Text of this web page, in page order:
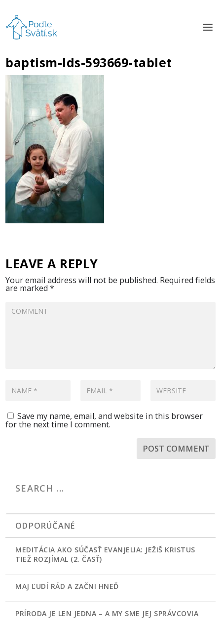
baptism-lds-593669-tablet
LEAVE A REPLY
Your email address will not be published. Required fields
are marked*
Save my name, email, and website in this browser
for the next time I comment.
ODPORÚČANÉ
MEDITÁCIA AKO SÚČASŤ EVANJELIA: JEŽIŠ KRISTUS
TIEŽ ROZJÍMAL (2. ČASŤ)
MAJ ĽUDÍ RÁD A ZAČNI HNEĎ
PRÍRODA JE LEN JEDNA – A MY SME JEJ SPRÁVCOVIA